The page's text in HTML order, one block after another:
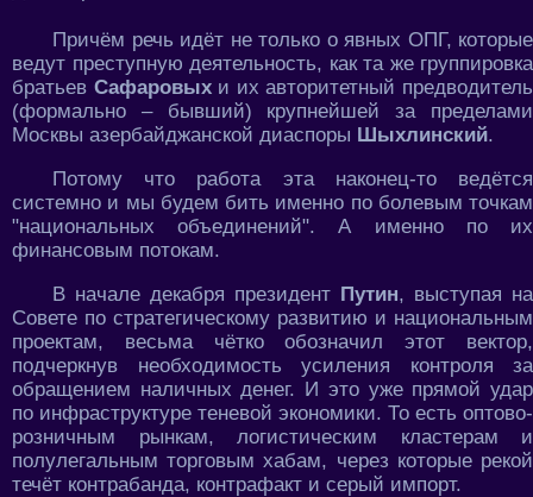
Причём речь идёт не только о явных ОПГ, которые
ведут преступную деятельность, как та же группировка
братьев Сафаровых и их авторитетный предводитель
(формально – бывший) крупнейшей за пределами
Москвы азербайджанской диаспоры Шыхлинский.
Потому что работа эта наконец-то ведётся
системно и мы будем бить именно по болевым точкам
"национальных объединений". А именно по их
финансовым потокам.
В начале декабря президент Путин, выступая на
Совете по стратегическому развитию и национальным
проектам, весьма чётко обозначил этот вектор,
подчеркнув необходимость усиления контроля за
обращением наличных денег. И это уже прямой удар
по инфраструктуре теневой экономики. То есть оптово-
розничным рынкам, логистическим кластерам и
полулегальным торговым хабам, через которые рекой
течёт контрабанда, контрафакт и серый импорт.